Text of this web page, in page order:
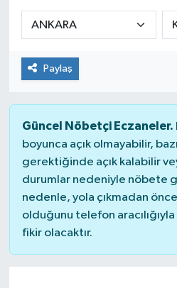
Paylaş
Güncel Nöbetçi Eczaneler.
boyunca açık olmayabilir,
gerektiğinde açık kalabilir
durumlar nedeniyle nöbete
nedenle, yola çıkmadan
olduğunu telefon
fikir olacaktır.
KADIN
KULTUR-SANAT
MEDYA
OTOMOBİL
ÖZEL HABER